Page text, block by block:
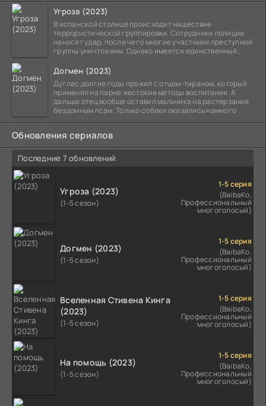
Угроза (2023)
В испанской столице происходит нашествие
террористической группировки. Сотрудники полиции
наносят удар, после чего многие участники преступной
группы уничтожены. Однако имеется единственный
Догмен (2023)
Дуглас долгие годы прожил с отцом-тираном, который
применял на парне жестокие методы воспитания. А
дальше отец вообще оставил мальчика на растерзание
бездомным псам. Только собаки оказались намного
Обновления сериалов
Последние 7 обновлений
Угроза (2023)
(1-5 сезон)
1-5 серия
(BaibaKo,
Профессиональный
многоголосый)
Догмен (2023)
(1-5 сезон)
1-5 серия
(BaibaKo,
Профессиональный
многоголосый)
Вселенная Стивена Кинга
(2023)
(1-5 сезон)
1-5 серия
(BaibaKo,
Профессиональный
многоголосый)
На помощь (2023)
(1-5 сезон)
1-5 серия
(BaibaKo,
Профессиональный
многоголосый)